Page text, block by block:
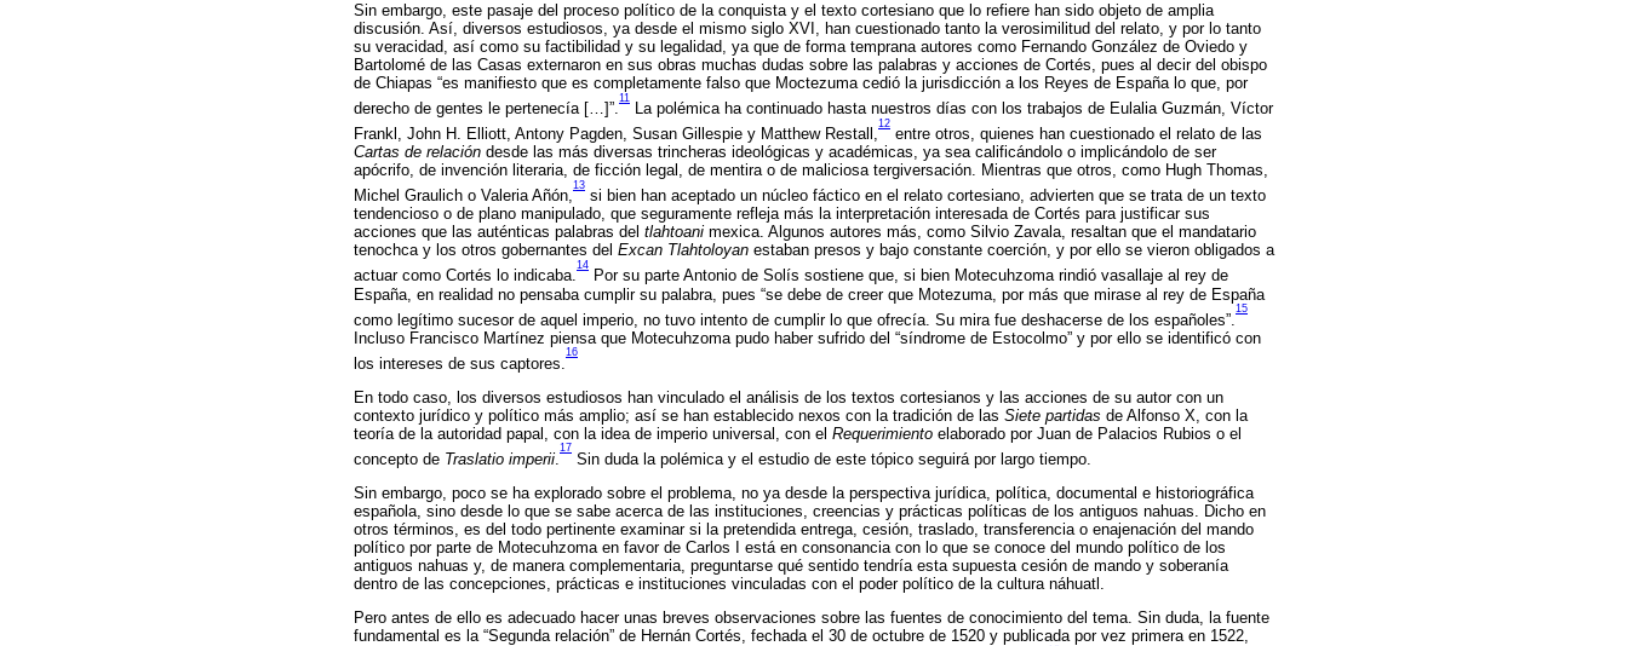
Sin embargo, este pasaje del proceso político de la conquista y el texto cortesiano que lo refiere han sido objeto de amplia
discusión. Así, diversos estudiosos, ya desde el mismo siglo XVI, han cuestionado tanto la verosimilitud del relato, y por lo tanto
su veracidad, así como su factibilidad y su legalidad, ya que de forma temprana autores como Fernando González de Oviedo y
Bartolomé de las Casas externaron en sus obras muchas dudas sobre las palabras y acciones de Cortés, pues al decir del obispo
de Chiapas “es manifiesto que es completamente falso que Moctezuma cedió la jurisdicción a los Reyes de España lo que, por
derecho de gentes le pertenecía […]”.
11
La polémica ha continuado hasta nuestros días con los trabajos de Eulalia Guzmán, Víctor
Frankl, John H. Elliott, Antony Pagden, Susan Gillespie y Matthew Restall,
12
entre otros, quienes han cuestionado el relato de las
Cartas de relación desde las más diversas trincheras ideológicas y académicas, ya sea calificándolo o implicándolo de ser
apócrifo, de invención literaria, de ficción legal, de mentira o de maliciosa tergiversación. Mientras que otros, como Hugh Thomas,
Michel Graulich o Valeria Añón,
13
si bien han aceptado un núcleo fáctico en el relato cortesiano, advierten que se trata de un texto
tendencioso o de plano manipulado, que seguramente refleja más la interpretación interesada de Cortés para justificar sus
acciones que las auténticas palabras del tlahtoani mexica. Algunos autores más, como Silvio Zavala, resaltan que el mandatario
tenochca y los otros gobernantes del Excan Tlahtoloyan estaban presos y bajo constante coerción, y por ello se vieron obligados a
actuar como Cortés lo indicaba.
14
Por su parte Antonio de Solís sostiene que, si bien Motecuhzoma rindió vasallaje al rey de
España, en realidad no pensaba cumplir su palabra, pues “se debe de creer que Motezuma, por más que mirase al rey de España
como legítimo sucesor de aquel imperio, no tuvo intento de cumplir lo que ofrecía. Su mira fue deshacerse de los españoles”.
15
Incluso Francisco Martínez piensa que Motecuhzoma pudo haber sufrido del “síndrome de Estocolmo” y por ello se identificó con
los intereses de sus captores.
16
En todo caso, los diversos estudiosos han vinculado el análisis de los textos cortesianos y las acciones de su autor con un
contexto jurídico y político más amplio; así se han establecido nexos con la tradición de las Siete partidas de Alfonso X, con la
teoría de la autoridad papal, con la idea de imperio universal, con el Requerimiento elaborado por Juan de Palacios Rubios o el
concepto de Traslatio imperii
17
Sin duda la polémica y el estudio de este tópico seguirá por largo tiempo.
Sin embargo, poco se ha explorado sobre el problema, no ya desde la perspectiva jurídica, política, documental e historiográfica
española, sino desde lo que se sabe acerca de las instituciones, creencias y prácticas políticas de los antiguos nahuas. Dicho en
otros términos, es del todo pertinente examinar si la pretendida entrega, cesión, traslado, transferencia o enajenación del mando
político por parte de Motecuhzoma en favor de Carlos I está en consonancia con lo que se conoce del mundo político de los
antiguos nahuas y, de manera complementaria, preguntarse qué sentido tendría esta supuesta cesión de mando y soberanía
dentro de las concepciones, prácticas e instituciones vinculadas con el poder político de la cultura náhuatl.
Pero antes de ello es adecuado hacer unas breves observaciones sobre las fuentes de conocimiento del tema. Sin duda, la fuente
fundamental es la “Segunda relación” de Hernán Cortés, fechada el 30 de octubre de 1520 y publicada por vez primera en 1522,